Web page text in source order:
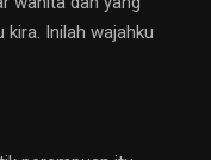
Inilah wajahku